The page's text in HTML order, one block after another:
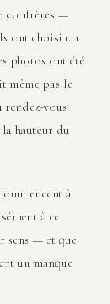
confrères —
ont choisi un
photos ont été
même pas le
vous
hauteur du
à
à ce
sens — et que
un manque